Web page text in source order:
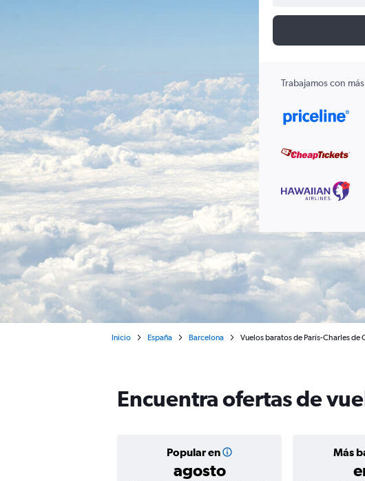
Trabajamos con
Inicio España Barcelona Vuelos baratos de París-Charles de
Encuentra ofertas de
Popular en
agosto
Más